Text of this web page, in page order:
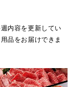
内容を更新してい
品をお届けできま